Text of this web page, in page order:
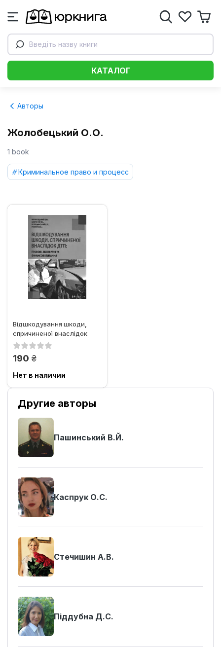
Введіть назву книги
КАТАЛОГ
Авторы
Жолобецький О.О.
1 book
Криминальное право и процесс
Відшкодування шкоди,
спричиненої внаслідок
ДТП: правові, експертні
190 грн.
Нет в наличии
Другие авторы
Пашинський В.Й.
Каспрук О.С.
Стечишин А.В.
Піддубна Д.С.